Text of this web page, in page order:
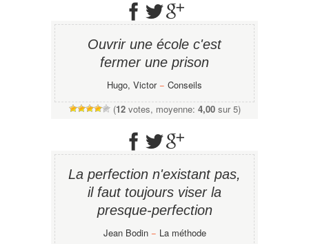
Ouvrir une école c'est
fermer une prison
Hugo, Victor− Conseils
(12votes, moyenne: 4,00sur 5)
La perfection n'existant pas,
il faut toujours viser la
presque-perfection
Jean Bodin− La méthode